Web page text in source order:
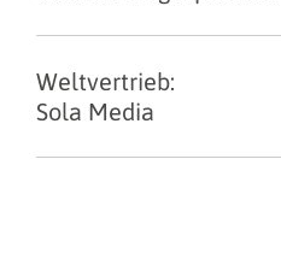
Weltvertrieb:
Sola Media